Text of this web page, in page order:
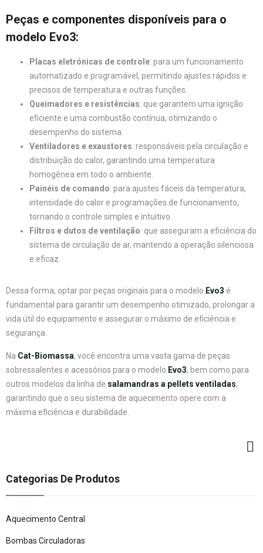
Peças e componentes disponíveis para o
modelo Evo3:
Placas eletrónicas de controle: para um funcionamento
automatizado e programável, permitindo ajustes rápidos e
precisos de temperatura e outras funções.
Queimadores e resistências: que garantem uma ignição
eficiente e uma combustão contínua, otimizando o
desempenho do sistema.
Ventiladores e exaustores: responsáveis pela circulação e
distribuição do calor, garantindo uma temperatura
homogênea em todo o ambiente.
Painéis de comando: para ajustes fáceis da temperatura,
intensidade do calor e programações de funcionamento,
tornando o controle simples e intuitivo.
Filtros e dutos de ventilação: que asseguram a eficiência do
sistema de circulação de ar, mantendo a operação silenciosa
e eficaz.
Dessa forma, optar por peças originais para o modelo Evo3 é
fundamental para garantir um desempenho otimizado, prolongar a
vida útil do equipamento e assegurar o máximo de eficiência e
segurança.
Na Cat-Biomassa, você encontra uma vasta gama de peças
sobressalentes e acessórios para o modelo Evo3, bem como para
outros modelos da linha de salamandras a pellets ventiladas,
garantindo que o seu sistema de aquecimento opere com a
máxima eficiência e durabilidade.
Categorias De Produtos
Aquecimento Central
Bombas Circuladoras